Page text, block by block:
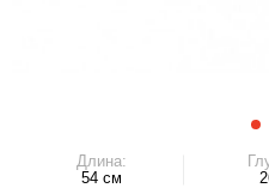
Длина:
54 см